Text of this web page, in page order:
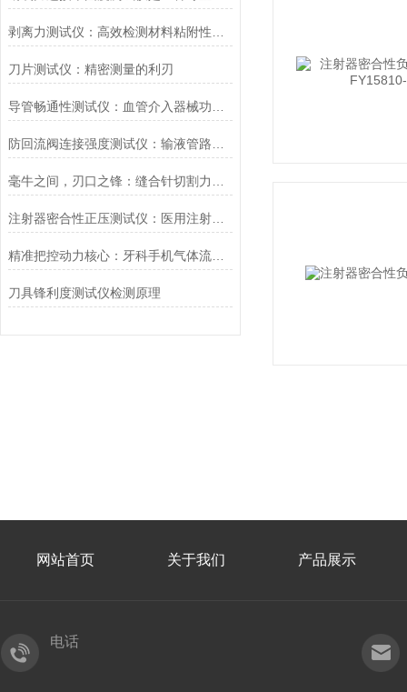
刀片测试仪：精密测量的利刃
注射器密合性正压测试仪：医用注射器密封性能合规检测核心设备
精准把控动力核心：牙科手机气体流量测试仪的行业质控价值
刀具锋利度测试仪检测原理
网站首页 关于我们 产品展示
电话